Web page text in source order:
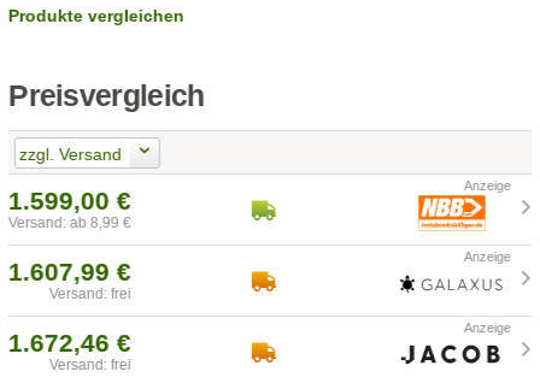
Produkte vergleichen
Preisvergleich
zzgl. Versand
1.599,00 €
Versand: ab 8,99 €
1.607,99 €
Versand: frei
1.672,46 €
Versand: frei